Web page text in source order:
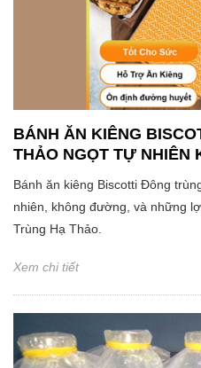
BÁNH ĂN KIÊNG
THẢO NGỌT TỰ NHIÊN
Bánh ăn kiêng Biscotti Đông
nhiên, không đường, và những
Trùng Hạ Thảo.
Xem chi tiết